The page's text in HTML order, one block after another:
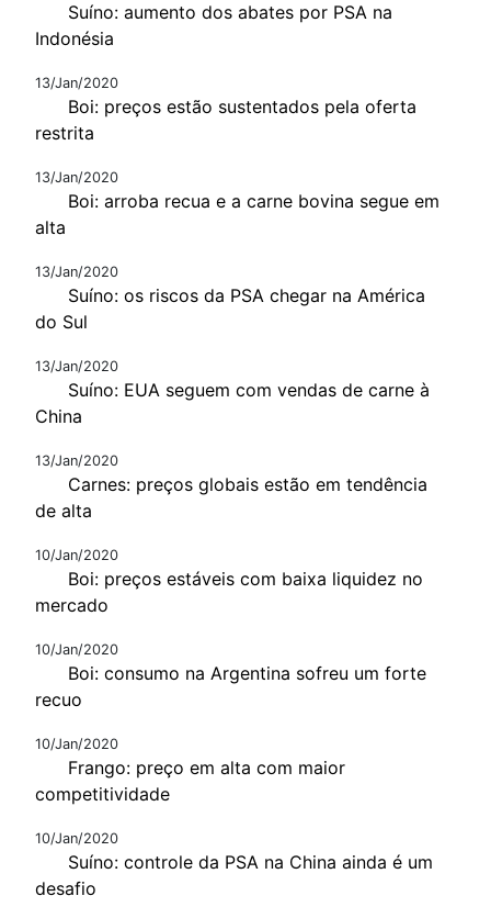
Suíno: aumento dos abates por PSA na
Indonésia
13/Jan/2020
Boi: preços estão sustentados pela oferta
restrita
13/Jan/2020
Boi: arroba recua e a carne bovina segue em
alta
13/Jan/2020
Suíno: os riscos da PSA chegar na América
do Sul
13/Jan/2020
Suíno: EUA seguem com vendas de carne à
China
13/Jan/2020
Carnes: preços globais estão em tendência
de alta
10/Jan/2020
Boi: preços estáveis com baixa liquidez no
mercado
10/Jan/2020
Boi: consumo na Argentina sofreu um forte
recuo
10/Jan/2020
Frango: preço em alta com maior
competitividade
10/Jan/2020
Suíno: controle da PSA na China ainda é um
desafio